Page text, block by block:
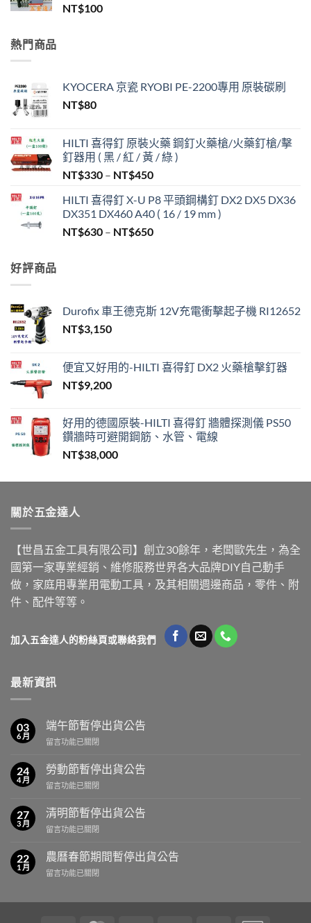
NT$100
熱門商品
KYOCERA 京瓷 RYOBI PE-2200專用 原裝碳刷
NT$80
HILTI 喜得釘 原裝火藥 鋼釘火藥槍/火藥釘槍/擊
釘器用 ( 黑 / 紅 / 黃 / 綠 )
NT$330 – NT$450價
範
圍：
NT$330
HILTI 喜得釘 X-U P8 平頭鋼構釘 DX2 DX5 DX36
DX351 DX460 A40 ( 16 / 19 mm )
NT$630 – NT$650價
到
NT$650
好評商品
Durofix 車王德克斯 12V充電衝擊起子機 RI12652
NT$3,150
便宜又好用的-HILTI 喜得釘 DX2 火藥槍擊釘器
NT$9,200
好用的德國原裝-HILTI 喜得釘 牆體探測儀 PS50
鑽牆時可避開鋼筋、水管、電線
NT$38,000
關於五金達人
【世昌五金工具有限公司】創立30餘年，老闆歐先生，為全
國第一家專業經銷、維修服務世界各大品牌DIY自己動手
做，家庭用專業用電動工具，及其相關週邊商品，零件、附
件、配件等等。
加入五金達人的粉絲頁或聯絡我們
最新資訊
03
6 月
端午節暫停出貨公告
在
午
節
暫
出
貨
公
中
留言功能已關閉
24
4 月
勞動節暫停出貨公告
在
動
節
暫
出
貨
公
中
留言功能已關閉
27
3 月
清明節暫停出貨公告
在
明
節
暫
留言功能已關閉
22
1 月
農曆春節期間暫停出貨公告
在
留言功能已關閉